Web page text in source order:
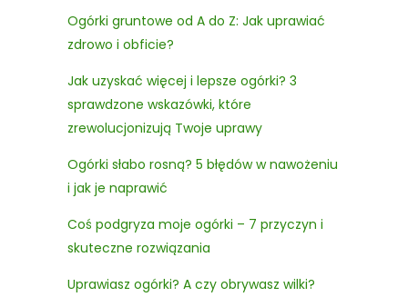
Ogórki gruntowe od A do Z: Jak uprawiać
zdrowo i obficie?
Jak uzyskać więcej i lepsze ogórki? 3
sprawdzone wskazówki, które
zrewolucjonizują Twoje uprawy
Ogórki słabo rosną? 5 błędów w nawożeniu
i jak je naprawić
Coś podgryza moje ogórki – 7 przyczyn i
skuteczne rozwiązania
Uprawiasz ogórki? A czy obrywasz wilki?